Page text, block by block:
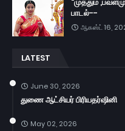
பாடல்--
ஆகஸ்ட் 16,
LATEST
June 30, 2026
துணை ஆட்சியர் பிரியதர்ஷினி
May 02, 2026